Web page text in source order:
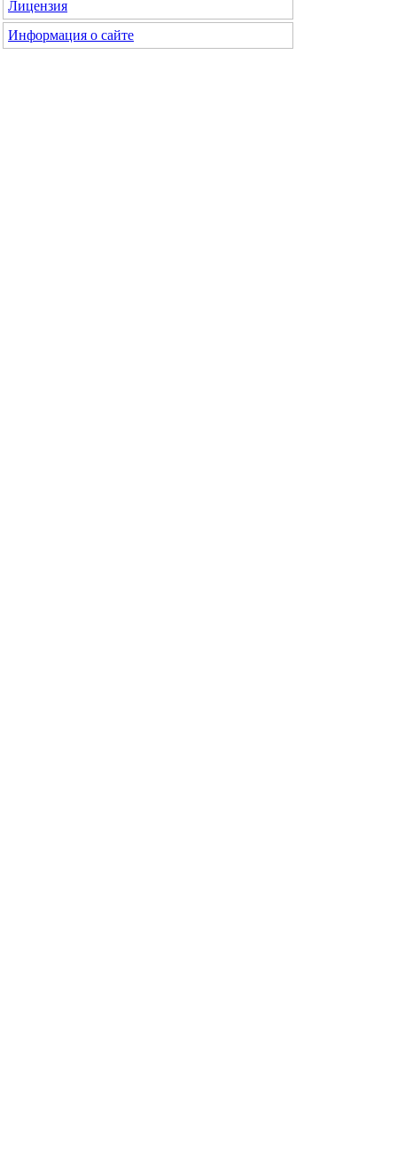
Лицензия
Информация о сайте